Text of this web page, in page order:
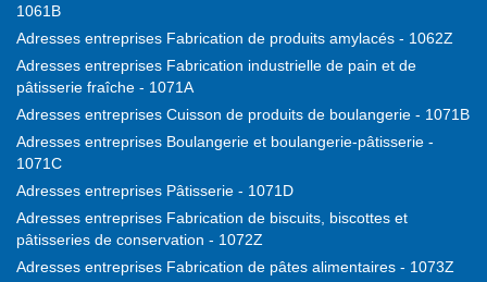
1061B
Adresses entreprises Fabrication de produits amylacés - 1062Z
Adresses entreprises Fabrication industrielle de pain et de
pâtisserie fraîche - 1071A
Adresses entreprises Cuisson de produits de boulangerie - 1071B
Adresses entreprises Boulangerie et boulangerie-pâtisserie -
1071C
Adresses entreprises Pâtisserie - 1071D
Adresses entreprises Fabrication de biscuits, biscottes et
pâtisseries de conservation - 1072Z
Adresses entreprises Fabrication de pâtes alimentaires - 1073Z